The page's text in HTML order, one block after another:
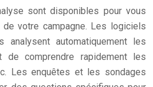
sont disponibles pour vous
de votre campagne. Les logiciels
analysent automatiquement les
de comprendre rapidement les
Les enquêtes et les sondages